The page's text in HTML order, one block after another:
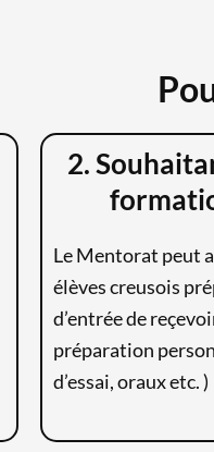
2.
Le Mentorat peut
élèves creusois
d’entrée de
préparation
d’essai, oraux etc. )